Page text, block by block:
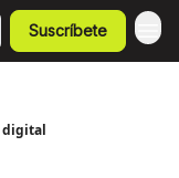
Suscríbete
digital